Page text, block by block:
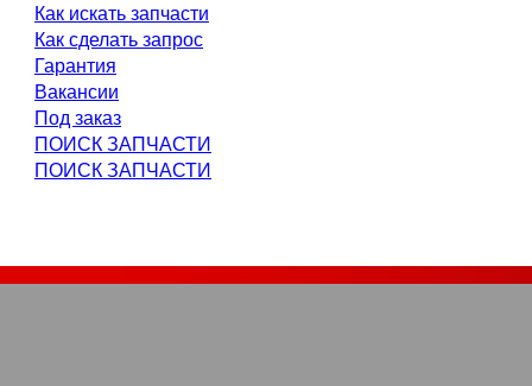
Как искать запчасти
Как сделать запрос
Гарантия
Вакансии
Под заказ
ПОИСК ЗАПЧАСТИ
ПОИСК ЗАПЧАСТИ